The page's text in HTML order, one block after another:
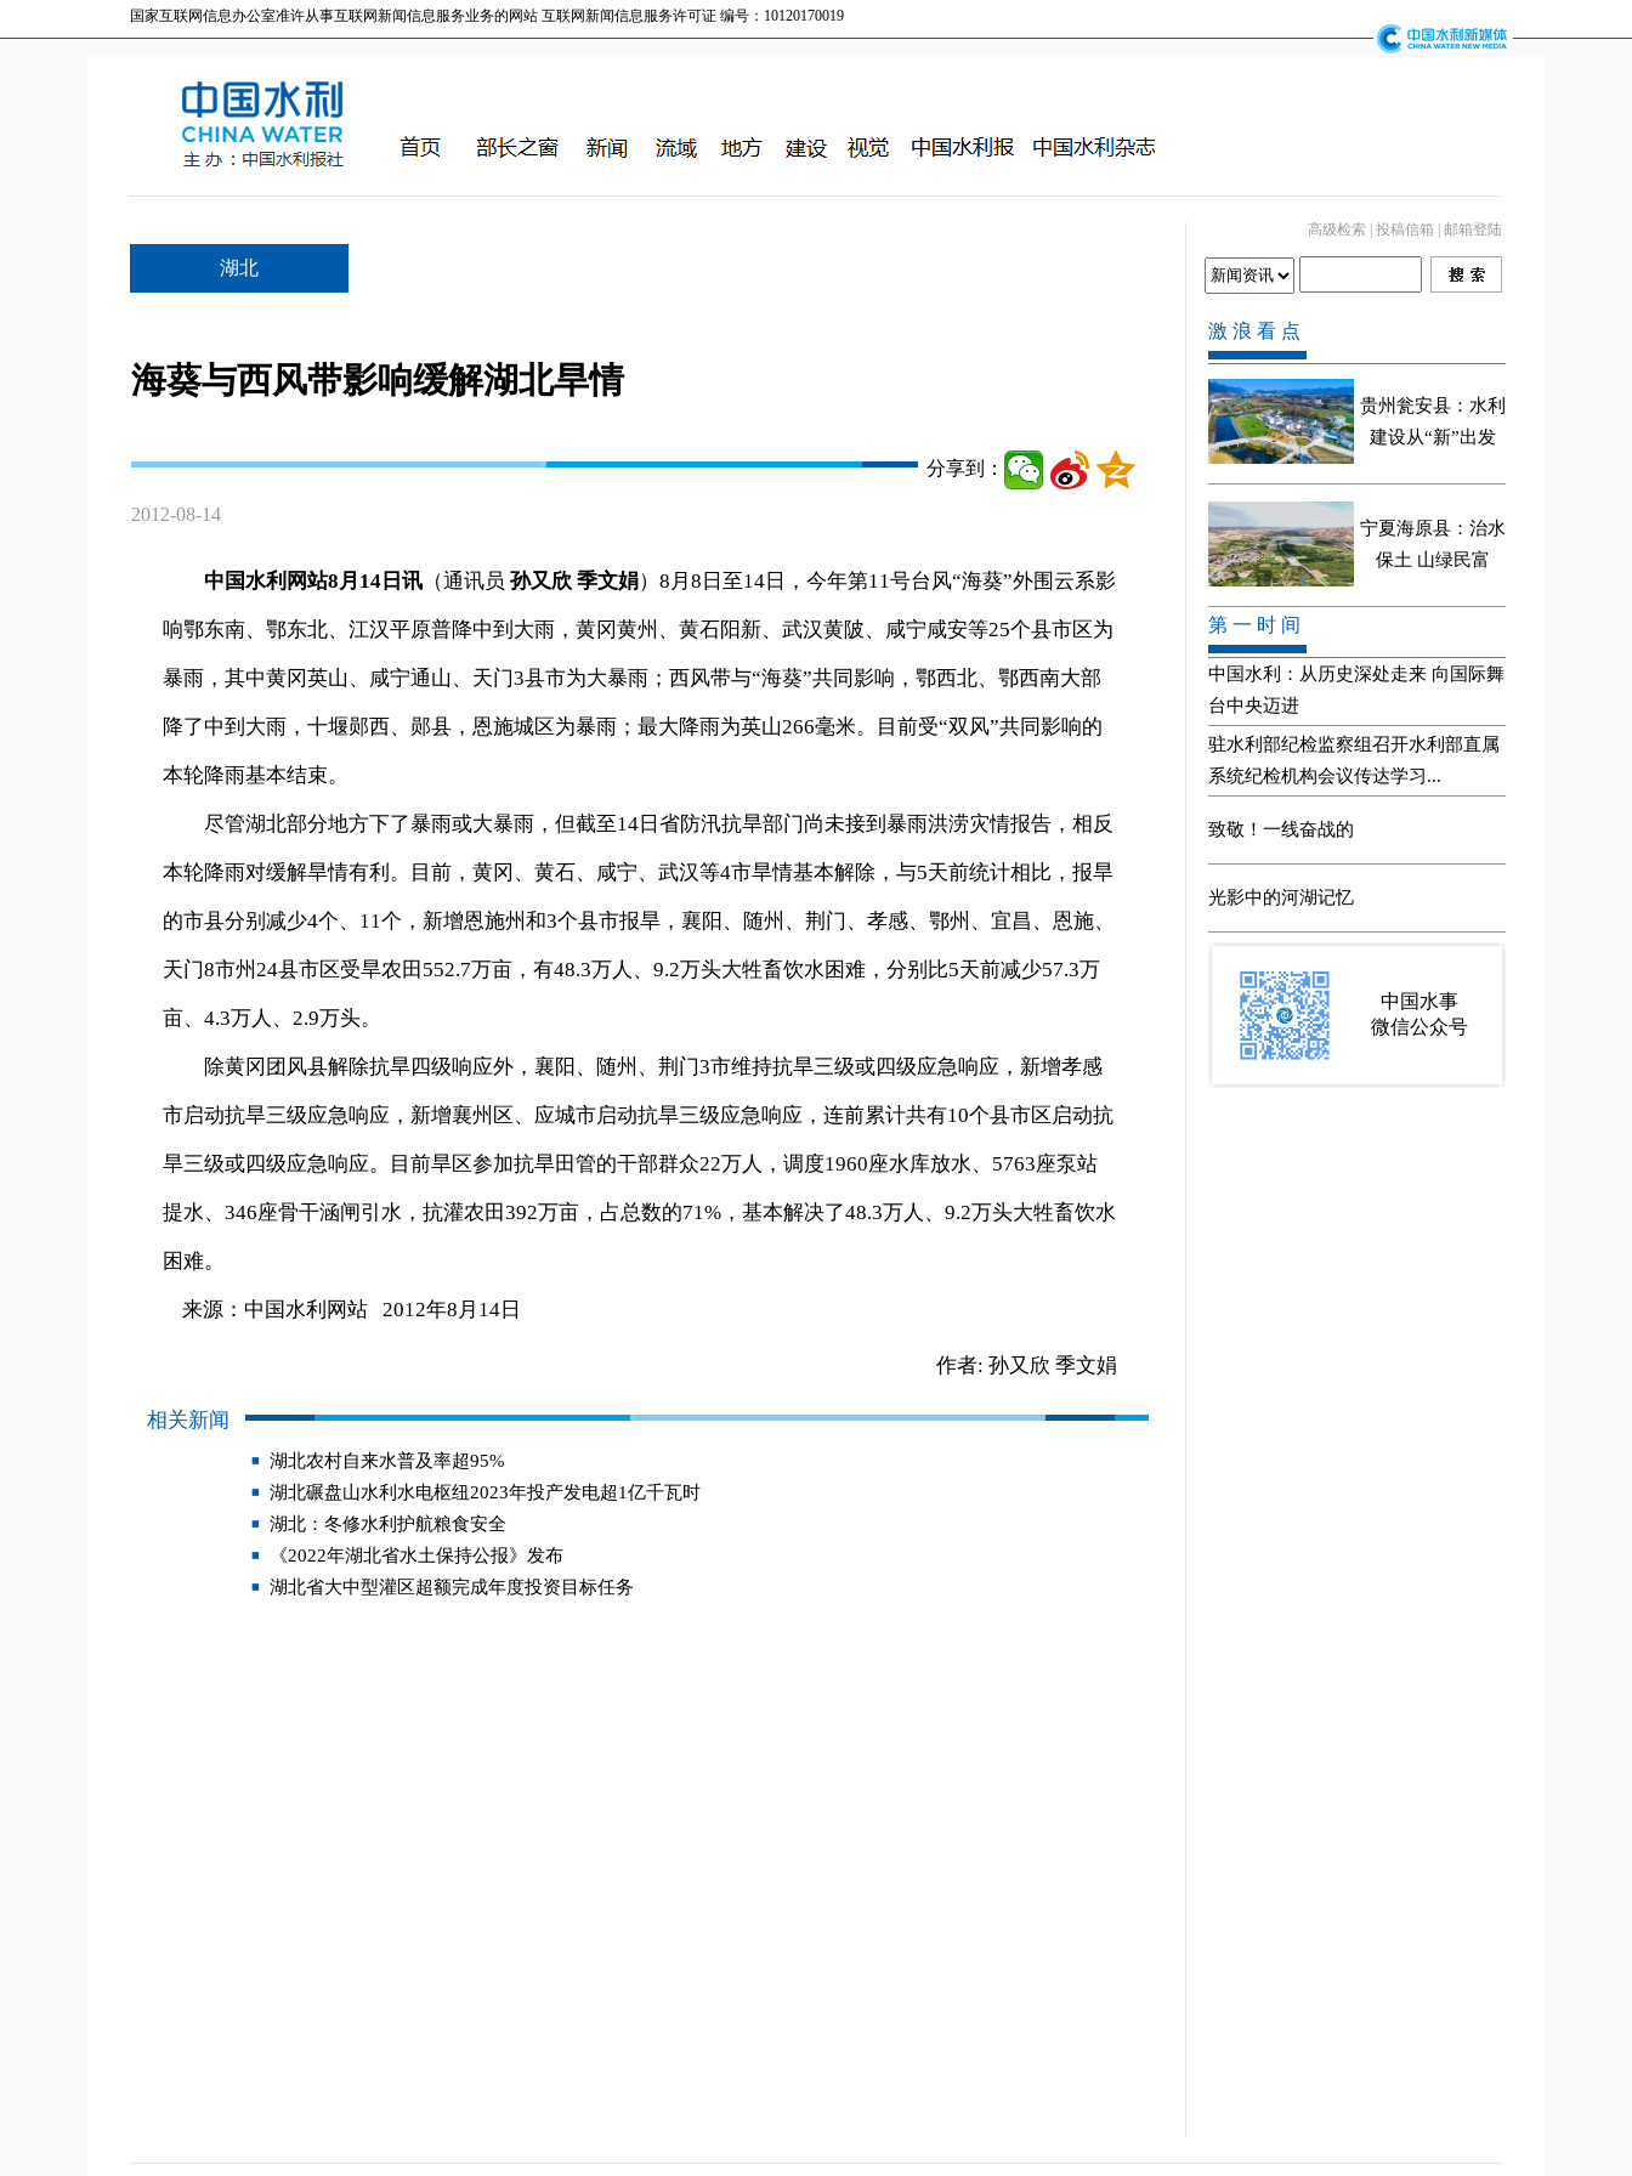
国家互联网信息办公室准许从事互联网新闻信息服务业务的网站 互联网新闻信息服务许可证 编号：10120170019
湖北
高级检索 投稿信箱 邮箱登陆
海葵与西风带影响缓解湖北旱情
分享到：
2012-08-14
中国水利网站8月14日讯 （通讯员 孙又欣 季文娟）8月8日至14日，今年第11号台风“海葵”外围云系影
响鄂东南、鄂东北、江汉平原普降中到大雨，黄冈黄州、黄石阳新、武汉黄陂、咸宁咸安等25个县市区为
暴雨，其中黄冈英山、咸宁通山、天门3县市为大暴雨；西风带与“海葵”共同影响，鄂西北、鄂西南大部
降了中到大雨，十堰郧西、郧县，恩施城区为暴雨；最大降雨为英山266毫米。目前受“双风”共同影响的
本轮降雨基本结束。
尽管湖北部分地方下了暴雨或大暴雨，但截至14日省防汛抗旱部门尚未接到暴雨洪涝灾情报告，相反
本轮降雨对缓解旱情有利。目前，黄冈、黄石、咸宁、武汉等4市旱情基本解除，与5天前统计相比，报旱
的市县分别减少4个、11个，新增恩施州和3个县市报旱，襄阳、随州、荆门、孝感、鄂州、宜昌、恩施、
天门8市州24县市区受旱农田552.7万亩，有48.3万人、9.2万头大牲畜饮水困难，分别比5天前减少57.3万
亩、4.3万人、2.9万头。
除黄冈团风县解除抗旱四级响应外，襄阳、随州、荆门3市维持抗旱三级或四级应急响应，新增孝感
市启动抗旱三级应急响应，新增襄州区、应城市启动抗旱三级应急响应，连前累计共有10个县市区启动抗
旱三级或四级应急响应。目前旱区参加抗旱田管的干部群众22万人，调度1960座水库放水、5763座泵站
提水、346座骨干涵闸引水，抗灌农田392万亩，占总数的71%，基本解决了48.3万人、9.2万头大牲畜饮水
困难。
来源：中国水利网站 2012年8月14日
作者: 孙又欣 季文娟
相关新闻
湖北农村自来水普及率超95%
湖北碾盘山水利水电枢纽2023年投产发电超1亿千瓦时
湖北：冬修水利护航粮食安全
《2022年湖北省水土保持公报》发布
湖北省大中型灌区超额完成年度投资目标任务